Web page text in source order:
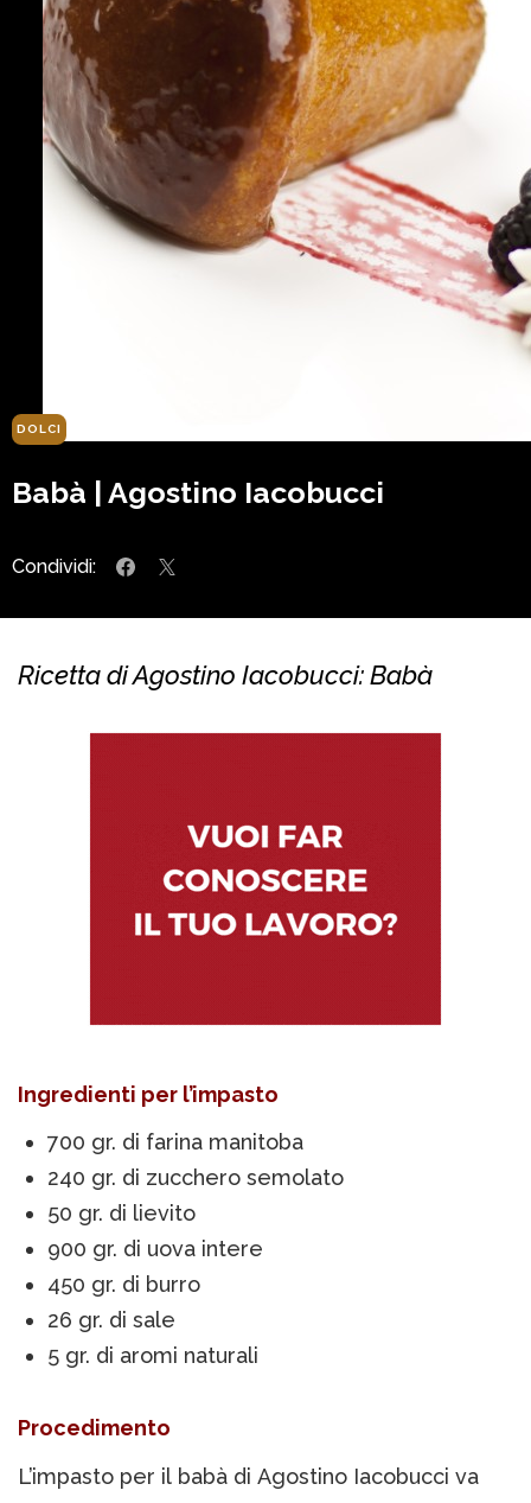
DOLCI
Babà | Agostino Iacobucci
Condividi:
Ricetta di Agostino Iacobucci: Babà
Ingredienti per l’impasto
700 gr. di farina manitoba
240 gr. di zucchero semolato
50 gr. di lievito
900 gr. di uova intere
450 gr. di burro
26 gr. di sale
5 gr. di aromi naturali
Procedimento
L’impasto per il babà di Agostino Iacobucci va